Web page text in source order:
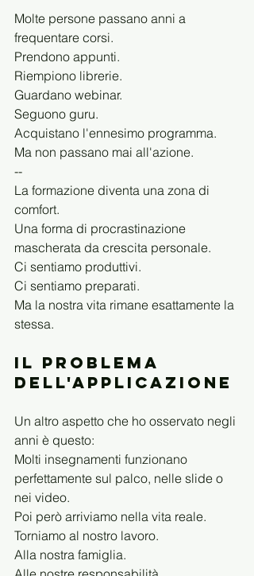
Molte persone passano anni a
frequentare corsi.
Prendono appunti.
Riempiono librerie.
Guardano webinar.
Seguono guru.
Acquistano l'ennesimo programma.
Ma non passano mai all'azione.
--
La formazione diventa una zona di
comfort.
Una forma di procrastinazione
mascherata da crescita personale.
Ci sentiamo produttivi.
Ci sentiamo preparati.
Ma la nostra vita rimane esattamente la
stessa.
Il problema
dell'applicazione
Un altro aspetto che ho osservato negli
anni è questo:
Molti insegnamenti funzionano
perfettamente sul palco, nelle slide o
nei video.
Poi però arriviamo nella vita reale.
Torniamo al nostro lavoro.
Alla nostra famiglia.